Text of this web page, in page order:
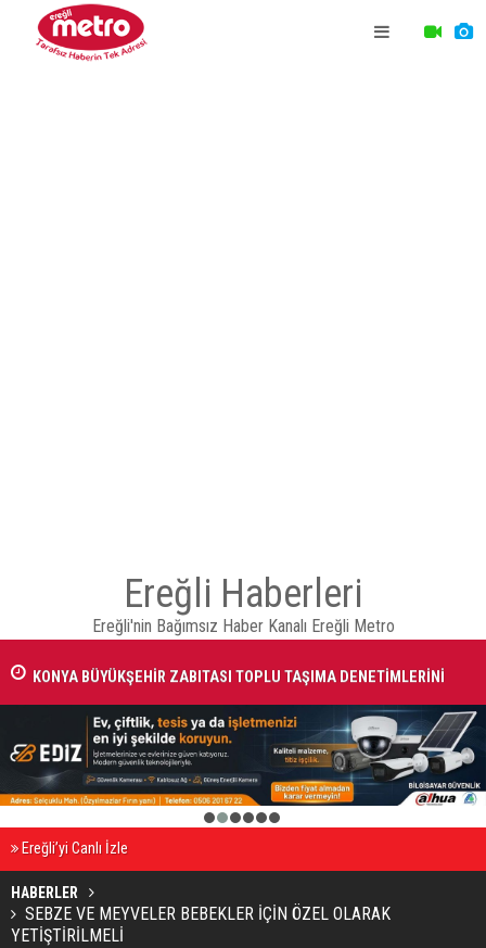
Ereğli Haberleri
Ereğli'nin Bağımsız Haber Kanalı Ereğli Metro
KONYA BÜYÜKŞEHİR ZABITASI TOPLU TAŞIMA DENETİMLERİNİ
SÜRDÜRÜYOR
2 3 4 5 6
Ereğli’yi Canlı İzle
HABERLER
SEBZE VE MEYVELER BEBEKLER İÇİN ÖZEL OLARAK
YETİŞTİRİLMELİ